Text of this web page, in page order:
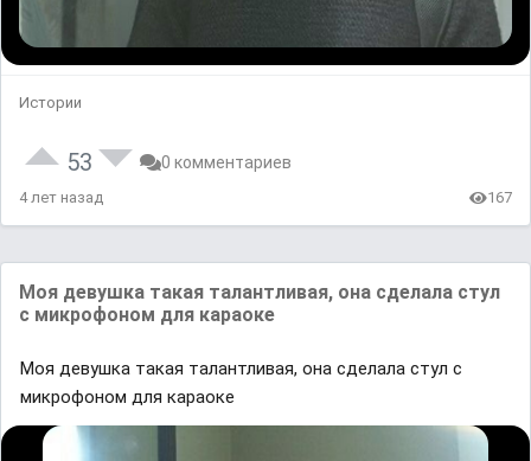
Истории
53 0 комментариев
4 лет назад 167
Моя девушка такая талантливая, она сделала стул
с микрофоном для караоке
Моя девушка такая талантливая, она сделала стул с
микрофоном для караоке